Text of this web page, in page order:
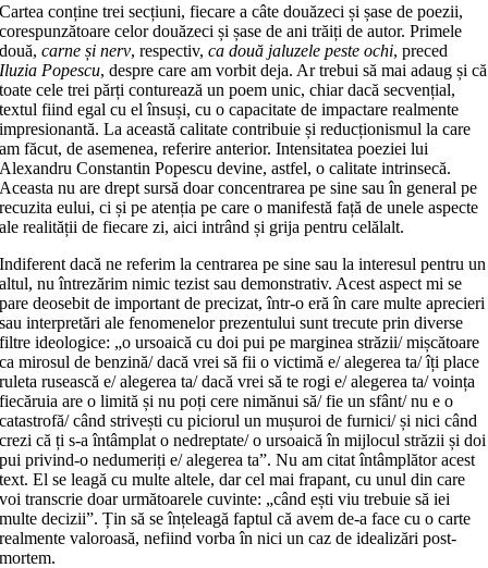
Cartea conține trei secțiuni, fiecare a câte douăzeci și șase de poezii,
corespunzătoare celor douăzeci și șase de ani trăiți de autor. Primele
două,carne și nerv, respectiv,ca două jaluzele peste ochi, preced
Iluzia Popescu, despre care am vorbit deja. Ar trebui să mai adaug și că
toate cele trei părți conturează un poem unic, chiar dacă secvențial,
textul fiind egal cu el însuși, cu o capacitate de impactare realmente
impresionantă. La această calitate contribuie și reducționismul la care
am făcut, de asemenea, referire anterior. Intensitatea poeziei lui
Alexandru Constantin Popescu devine, astfel, o calitate intrinsecă.
Aceasta nu are drept sursă doar concentrarea pe sine sau în general pe
recuzita eului, ci și pe atenția pe care o manifestă față de unele aspecte
ale realității de fiecare zi, aici intrând și grija pentru celălalt.
Indiferent dacă ne referim la centrarea pe sine sau la interesul pentru un
altul, nu întrezărim nimic tezist sau demonstrativ. Acest aspect mi se
pare deosebit de important de precizat, într-o eră în care multe aprecieri
sau interpretări ale fenomenelor prezentului sunt trecute prin diverse
filtre ideologice: „o ursoaică cu doi pui pe marginea străzii/ mișcătoare
ca mirosul de benzină/ dacă vrei să fii o victimă e/ alegerea ta/ îți place
ruleta rusească e/ alegerea ta/ dacă vrei să te rogi e/ alegerea ta/ voința
fiecăruia are o limită și nu poți cere nimănui să/ fie un sfânt/ nu e o
catastrofă/ când strivești cu piciorul un mușuroi de furnici/ și nici când
crezi că ți s-a întâmplat o nedreptate/ o ursoaică în mijlocul străzii și doi
pui privind-o nedumeriți e/ alegerea ta”. Nu am citat întâmplător acest
text. El se leagă cu multe altele, dar cel mai frapant, cu unul din care
voi transcrie doar următoarele cuvinte: „când ești viu trebuie să iei
multe decizii”. Țin să se înțeleagă faptul că avem de-a face cu o carte
realmente valoroasă, nefiind vorba în nici un caz de idealizări post-
mortem.